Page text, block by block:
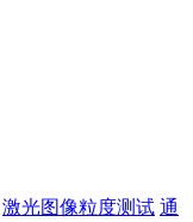
激光图像粒度测试 通